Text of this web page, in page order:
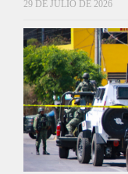
29 DE JULIO DE 2026